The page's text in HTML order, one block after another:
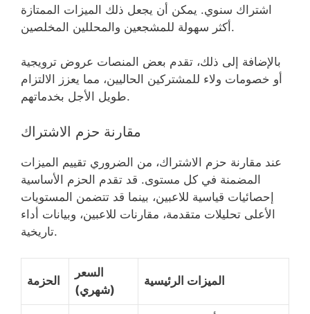
اشتراك سنوي. يمكن أن يجعل ذلك الميزات الممتازة
أكثر سهولة للمشجعين والمحللين المخلصين.
بالإضافة إلى ذلك، تقدم بعض المنصات عروض ترويجية
أو خصومات ولاء للمشتركين الحاليين، مما يعزز الالتزام
طويل الأجل بخدماتهم.
مقارنة حزم الاشتراك
عند مقارنة حزم الاشتراك، من الضروري تقييم الميزات
المضمنة في كل مستوى. قد تقدم الحزم الأساسية
إحصائيات قياسية للاعبين، بينما قد تتضمن المستويات
الأعلى تحليلات متقدمة، مقارنات للاعبين، وبيانات أداء
تاريخية.
الحزمة
السعر
(شهري)
الميزات الرئيسية